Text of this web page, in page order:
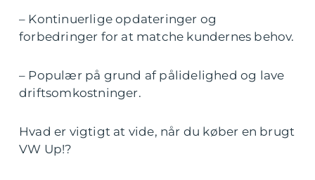
– Kontinuerlige opdateringer og
forbedringer for at matche kundernes behov.
– Populær på grund af pålidelighed og lave
driftsomkostninger.
Hvad er vigtigt at vide, når du køber en brugt
VW Up!?